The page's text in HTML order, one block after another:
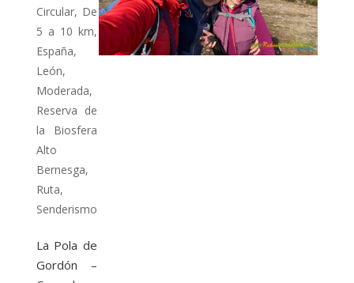
Circular, De
5 a 10 km,
España,
León,
Moderada,
Reserva de
la Biosfera
Alto
Bernesga,
Ruta,
Senderismo
La Pola de
Gordón –